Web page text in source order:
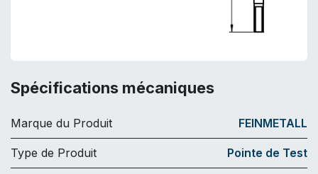
Spécifications mécaniques
Marque du Produit FEINMETALL
Type de Produit Pointe de Test